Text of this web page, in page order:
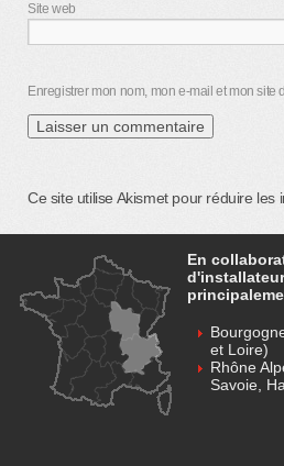
Site web
Enregistrer mon nom, mon e-mail et mon
Ce site utilise Akismet pour réduire les
En
et Loire)
Rhône
Savoie,